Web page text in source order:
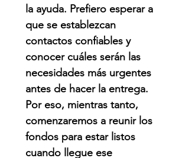
la ayuda. Prefiero esperar a
que se establezcan
contactos confiables y
conocer cuáles serán las
necesidades más urgentes
antes de hacer la entrega.
Por eso, mientras tanto,
comenzaremos a reunir los
fondos para estar listos
cuando llegue ese